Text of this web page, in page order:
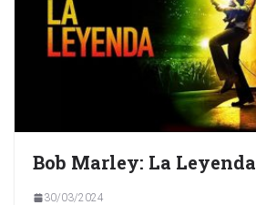
Bob Marley: La Leyenda
30/03/2024